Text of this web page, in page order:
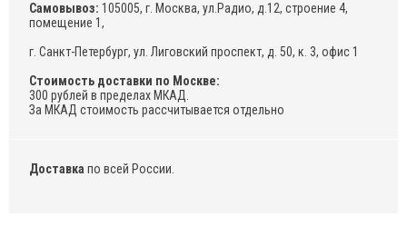
Самовывоз: 105005, г. Москва, ул.Радио, д.12, строение 4,
помещение 1,
г. Санкт-Петербург, ул. Лиговский проспект, д. 50, к. 3, офис 1
Стоимость доставки по Москве:
300 рублей в пределах МКАД.
За МКАД стоимость рассчитывается отдельно
Доставка по всей России.